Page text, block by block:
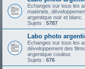
Echanges sur tous les
matériels,
argentique noir et blanc.
Sujets : 5787
Labo photo
Echanges sur tous les
développement des
argentique couleur.
Sujets : 676